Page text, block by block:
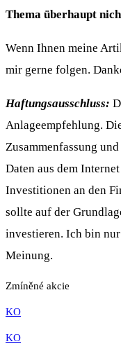
Thema überhaupt
Wenn Ihnen meine
mir gerne folgen.
Haftungsausschluss:
Anlageempfehlung.
Zusammenfassung
Daten aus dem
Investitionen an den
sollte auf der
investieren. Ich bin
Meinung.
Zmíněné akcie
KO
KO